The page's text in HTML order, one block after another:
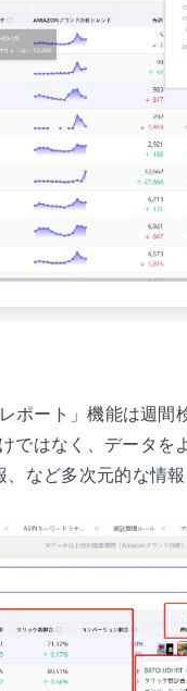
ート」機能は週間
はなく、データを
など多次元的な情報